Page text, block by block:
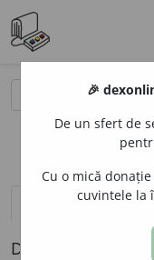
definiții (1)
Definiția cu ID-ul
🎉
De un sfert de
Cu o mică
cuvintele la